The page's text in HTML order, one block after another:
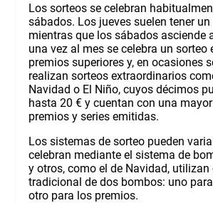
Los sorteos se celebran
sábados. Los jueves suelen tener un
mientras que los sábados asciende
una vez al mes se celebra un sorteo
premios superiores y, en ocasiones
realizan sorteos extraordinarios
Navidad o El Niño, cuyos décimos
hasta 20 € y cuentan con una
premios y series emitidas.
Los sistemas de sorteo pueden
celebran mediante el sistema de
y otros, como el de Navidad, utilizan
tradicional de dos bombos: uno
otro para los premios.